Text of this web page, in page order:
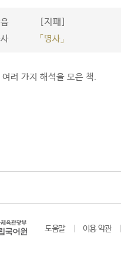
[지패]
「명사」
여러 가지 해석을 모은 책.
도움말 이용 약관